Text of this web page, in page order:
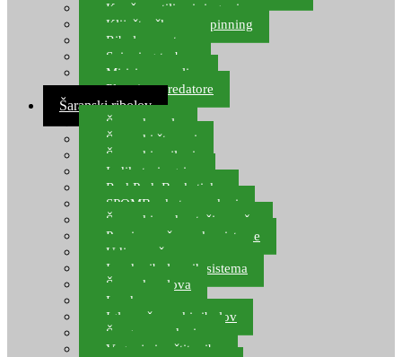
Kopče, vrtilice i ringovi
Kliješta, škare za spinning
Ribolov pastrve
Spinning torbe
Mirisi za varalice
Plovci za predatore
Šaranski ribolov
Šaranske role
Šaranski štapovi
Šaranski najloni
Indikatori ugriza
Rod Pod, Banksticks
SPOMB rakete, markeri
Šaranski podmetači, mreže
Pernice za šaranske sisteme
Udice za šarana, amura
Izrada ribolovnih sistema
Šaranska olova
Leadcore
Igle za šaranski ribolov
Špage, upredenice
Vaganje i zaštita ribe